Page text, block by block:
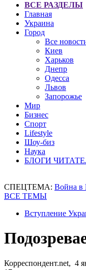
ВСЕ РАЗДЕЛЫ
Главная
Украина
Город
Все
Киев
Харьков
Днепр
Одесса
Львов
Запорожье
Мир
Бизнес
Спорт
Lifestyle
Шоу-биз
Наука
БЛОГИ
СПЕЦТЕМА: Война в
ВСЕ ТЕМЫ
Вступление
Корреспондент.net, 4